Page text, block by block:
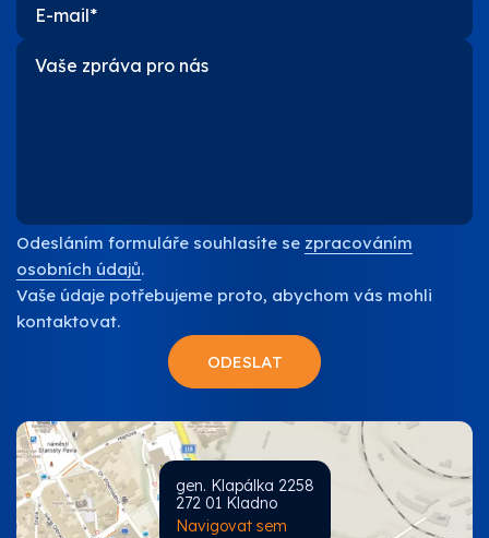
Odesláním formuláře souhlasíte se zpracováním
osobních údajů.
Vaše údaje potřebujeme proto, abychom vás mohli
kontaktovat.
gen. Klapálka 2258
272 01 Kladno
Navigovat sem